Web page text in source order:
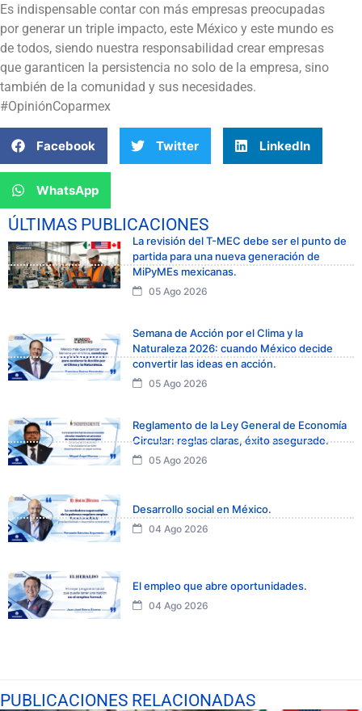
Es indispensable contar con más empresas preocupadas
por generar un triple impacto, este México y este mundo es
de todos, siendo nuestra responsabilidad crear empresas
que garanticen la persistencia no solo de la empresa, sino
también de la comunidad y sus necesidades.
#OpiniónCoparmex
Facebook Twitter LinkedIn
WhatsApp
ÚLTIMAS PUBLICACIONES
La revisión del T-MEC debe ser el punto de
partida para una nueva generación de
MiPyMEs mexicanas.
05 Ago 2026
Semana de Acción por el Clima y la
Naturaleza 2026: cuando México decide
convertir las ideas en acción.
05 Ago 2026
Reglamento de la Ley General de Economía
Circular: reglas claras, éxito asegurado.
05 Ago 2026
Desarrollo social en México.
04 Ago 2026
El empleo que abre oportunidades.
04 Ago 2026
PUBLICACIONES RELACIONADAS